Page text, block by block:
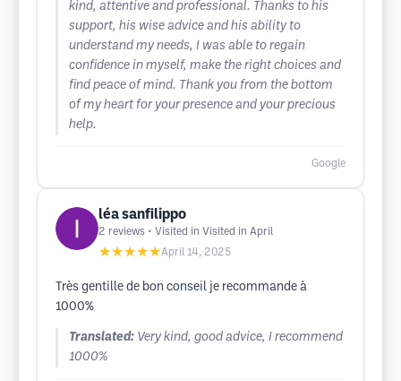
kind, attentive and professional. Thanks to his
support, his wise advice and his ability to
understand my needs, I was able to regain
confidence in myself, make the right choices and
find peace of mind. Thank you from the bottom
of my heart for your presence and your precious
help.
Google
léa sanfilippo
2 reviews • Visited in Visited in April
★★★★★April 14, 2025
Très gentille de bon conseil je recommande à
1000%
Translated: Very kind, good advice, I recommend
1000%